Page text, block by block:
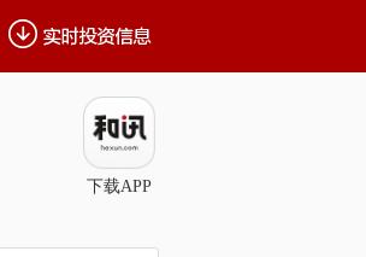
下载APP